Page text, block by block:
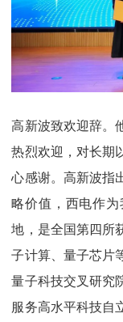
高新波致欢迎辞。
热烈欢迎，对长期
心感谢。高新波指
略价值，西电作
地，是全国第四所
子计算、量子芯片
量子科技交叉研究
服务高水平科技自